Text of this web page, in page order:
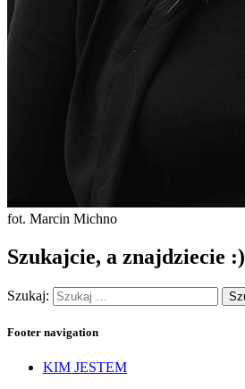
fot. Marcin Michno
Szukajcie, a znajdziecie :)
Szukaj:
Footer navigation
KIM JESTEM